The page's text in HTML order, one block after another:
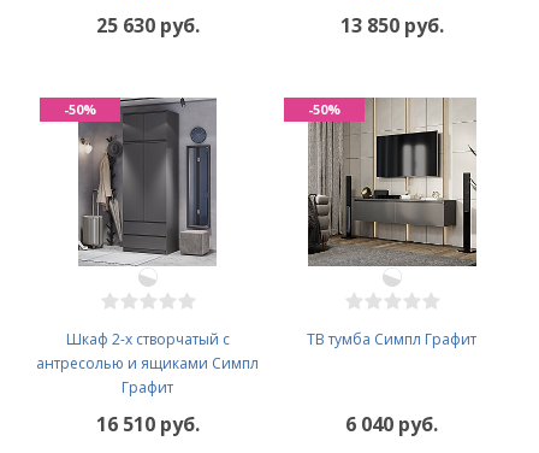
25 630 руб. 13 850 руб.
Шкаф 2-х створчатый с
антресолью и ящиками Симпл
Графит
16 510 руб.
-50%
ТВ тумба Симпл Графит
6 040 руб.
-50%